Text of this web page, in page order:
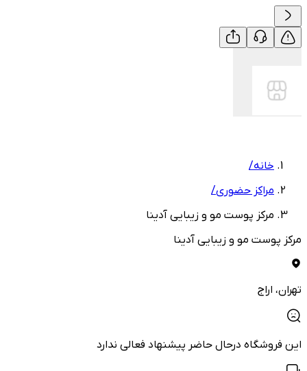
خانه/
مراکز حضوری/
مرکز پوست مو و زیبایی آدینا
مرکز پوست مو و زیبایی آدینا
تهران، اراج
این فروشگاه درحال حاضر پیشنهاد فعالی ندارد